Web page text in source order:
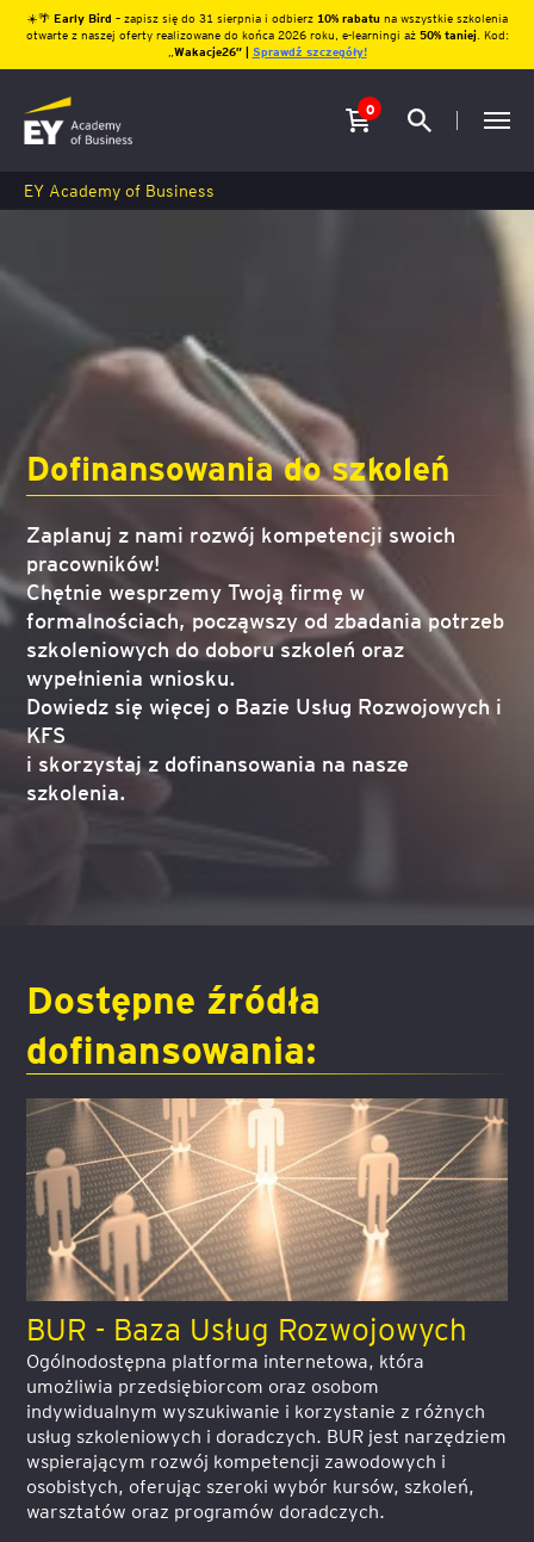
☀️🌴 Early Bird – zapisz się do 31 sierpnia i odbierz10% rabatu na wszystkie szkolenia
otwarte z naszej oferty realizowane do końca 2026 roku, e-learningi aż 50% taniej. Kod:
Wakacje26″ | Sprawdź szczegóły!
0
EY Academy of Business
Dofinansowania do szkoleń
Zaplanuj z nami rozwój kompetencji swoich
pracowników!
Chętnie wesprzemy Twoją firmę w
formalnościach, począwszy od zbadania potrzeb
szkoleniowych do doboru szkoleń oraz
wypełnienia wniosku.
Dowiedz się więcej o Bazie Usług Rozwojowych i
KFS
i skorzystaj z dofinansowania na nasze
szkolenia.
Dostępne źródła
dofinansowania:
BUR - Baza Usług Rozwojowych
Ogólnodostępna platforma internetowa, która
umożliwia przedsiębiorcom oraz osobom
indywidualnym wyszukiwanie i korzystanie z różnych
usług szkoleniowych i doradczych. BUR jest narzędziem
wspierającym rozwój kompetencji zawodowych i
osobistych, oferując szeroki wybór kursów, szkoleń,
warsztatów oraz programów doradczych.